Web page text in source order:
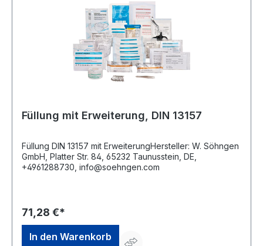
Füllung mit Erweiterung, DIN 13157
Füllung DIN 13157 mit ErweiterungHersteller: W. Söhngen
GmbH, Platter Str. 84, 65232 Taunusstein, DE,
+4961288730, info@soehngen.com
71,28 €*
In den Warenkorb